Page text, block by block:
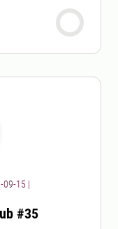
06:00
09-15 |
#35